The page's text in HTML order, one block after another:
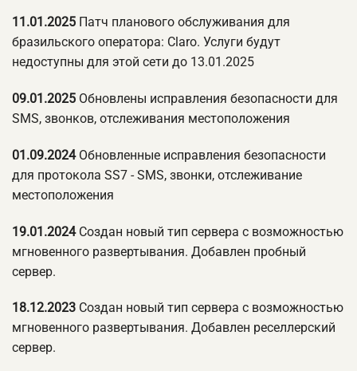
11.01.2025 Патч планового обслуживания для
бразильского оператора: Claro. Услуги будут
недоступны для этой сети до 13.01.2025
09.01.2025 Обновлены исправления безопасности для
SMS, звонков, отслеживания местоположения
01.09.2024Обновленные исправления безопасности
для протокола SS7 - SMS, звонки, отслеживание
местоположения
19.01.2024Создан новый тип сервера с возможностью
мгновенного развертывания. Добавлен пробный
сервер.
18.12.2023 Создан новый тип сервера с возможностью
мгновенного развертывания. Добавлен реселлерский
сервер.